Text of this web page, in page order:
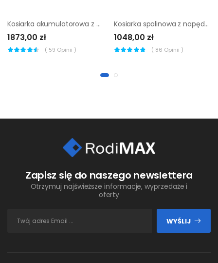
Kosiarka akumulatorowa z napędem Erbauer 2 x 18 V 46 cm
1873,00 zł
( 59 Opinii )
Kosiarka spalinowa z napędem MacAllister B&S 550E 46 cm
1048,00 zł
( 86 Opinii )
Zapisz się do naszego newslettera
Otrzymuj najświeższe informacje, wyprzedaże i
oferty
WYŚLIJ